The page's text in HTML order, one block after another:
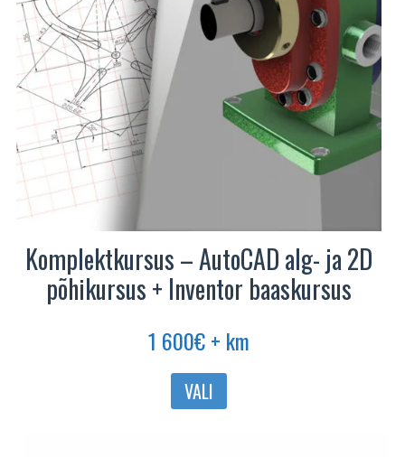
Komplektkursus – AutoCAD alg- ja 2D
põhikursus + Inventor baaskursus
1 600€+ km
VALI